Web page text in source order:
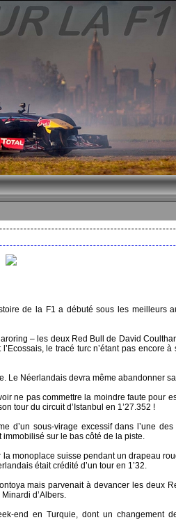
de la F1 a débuté sous les meilleurs
– les deux Red Bull de David
le tracé turc n’étant pas encore
Le Néerlandais devra même abandonner
ne pas commettre la moindre faute pour
tour du circuit d’Istanbul en 1’27.352 !
d’un sous-virage excessif dans l’une
sur le bas côté de la piste.
monoplace suisse pendant un drapeau
était crédité d’un tour en 1’32.
mais parvenait à devancer les deux
d’Albers.
end en Turquie, dont un changement